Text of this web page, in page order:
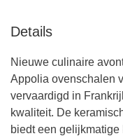
Details
Nieuwe culinaire
Appolia ovenschalen
vervaardigd in
kwaliteit. De
biedt een